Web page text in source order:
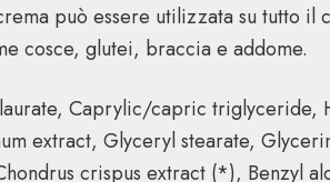
può essere utilizzata su tutto
cosce, glutei, braccia e addome.
Caprylic/capric triglyceride,
extract, Glyceryl stearate,
crispus extract (*), Benzyl